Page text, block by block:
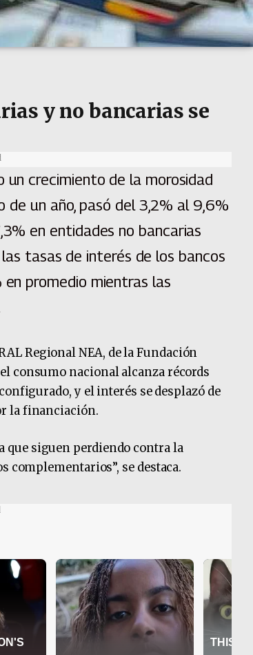
y no bancarias se
un crecimiento de la morosidad
de un año, pasó del 3,2% al 9,6%
en entidades no bancarias
tasas de interés de los bancos
promedio mientras las
Regional NEA, de la Fundación
consumo nacional alcanza récords
y el interés se desplazó de
la financiación.
que siguen perdiendo contra la
complementarios”, se destaca.